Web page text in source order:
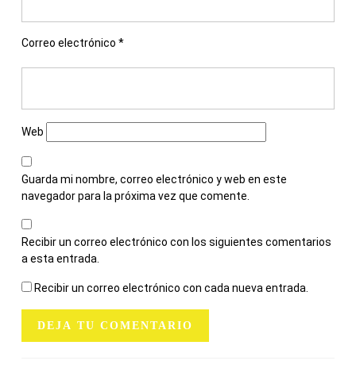
Correo electrónico *
Web
Guarda mi nombre, correo electrónico y web en este
navegador para la próxima vez que comente.
Recibir un correo electrónico con los siguientes comentarios
a esta entrada.
Recibir un correo electrónico con cada nueva entrada.